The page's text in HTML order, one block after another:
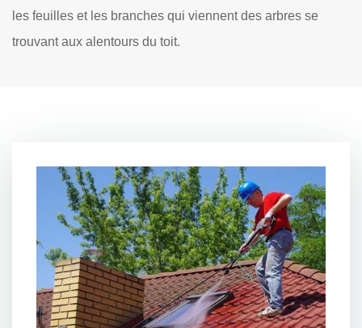
les feuilles et les branches qui viennent des arbres se
trouvant aux alentours du toit.